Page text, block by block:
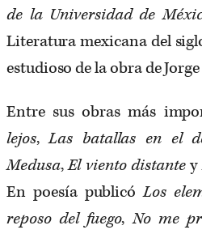
de la Universidad de
Literatura mexicana del
estudioso de la obra de
Entre sus obras más
lejos,Las batallas en el
Medusa,El viento distantey
En poesía publicó Los
reposo del fuego,No me